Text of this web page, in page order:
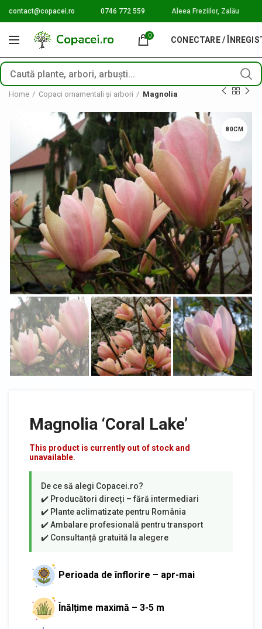
contact@copacei.ro 0746 772 559 Aleea Freziilor, Zalău
0 CONECTARE /
Home Copaci ornamentali și arbori Magnolia
80CM
Magnolia ‘Coral Lake’
This product is currently out of stock and
unavailable.
Perioada de înflorire – apr-mai
Înălțime maximă – 3-5 m